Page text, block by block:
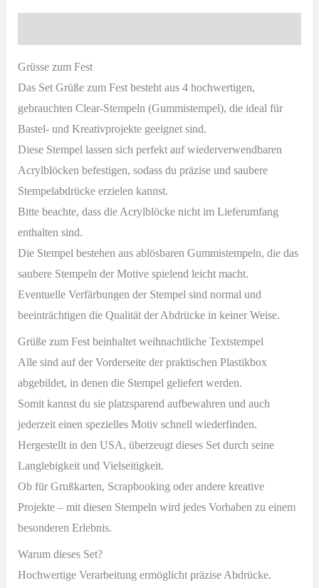
|
gebrauchtes
Stempelset
von
Stampin'
Up!
Menge
Grüsse zum Fest
Das Set Grüße zum Fest besteht aus 4 hochwertigen,
gebrauchten Clear-Stempeln (Gummistempel), die ideal für
Bastel- und Kreativprojekte geeignet sind.
Diese Stempel lassen sich perfekt auf wiederverwendbaren
Acrylblöcken befestigen, sodass du präzise und saubere
Stempelabdrücke erzielen kannst.
Bitte beachte, dass die Acrylblöcke nicht im Lieferumfang
enthalten sind.
Die Stempel bestehen aus ablösbaren Gummistempeln, die das
saubere Stempeln der Motive spielend leicht macht.
Eventuelle Verfärbungen der Stempel sind normal und
beeinträchtigen die Qualität der Abdrücke in keiner Weise.
Grüße zum Fest beinhaltet weihnachtliche Textstempel
Alle sind auf der Vorderseite der praktischen Plastikbox
abgebildet, in denen die Stempel geliefert werden.
Somit kannst du sie platzsparend aufbewahren und auch
jederzeit einen spezielles Motiv schnell wiederfinden.
Hergestellt in den USA, überzeugt dieses Set durch seine
Langlebigkeit und Vielseitigkeit.
Ob für Grußkarten, Scrapbooking oder andere kreative
Projekte – mit diesen Stempeln wird jedes Vorhaben zu einem
besonderen Erlebnis.
Warum dieses Set?
Hochwertige Verarbeitung ermöglicht präzise Abdrücke.